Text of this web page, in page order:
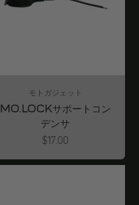
モトガジェット
MO.LOCKサポートコン
デンサ
Angebot
$17.00